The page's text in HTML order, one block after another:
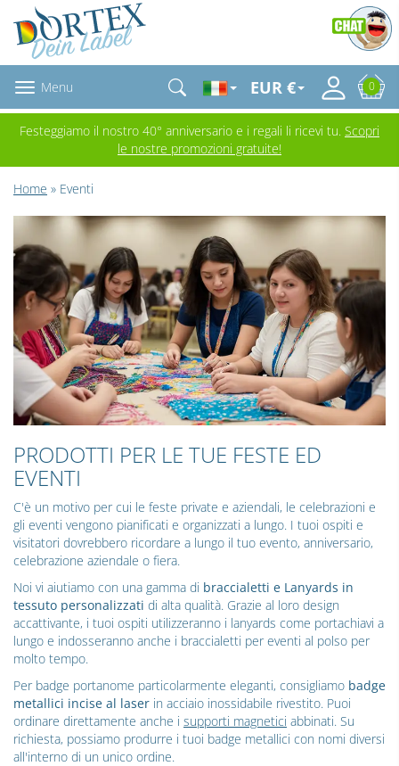
Menu EUR € 0
Festeggiamo il nostro 40° anniversario e i regali li ricevi tu. Scopri
le nostre promozioni gratuite!
Home » Eventi
PRODOTTI PER LE TUE FESTE ED
EVENTI
C'è un motivo per cui le feste private e aziendali, le celebrazioni e
gli eventi vengono pianificati e organizzati a lungo. I tuoi ospiti e
visitatori dovrebbero ricordare a lungo il tuo evento, anniversario,
celebrazione aziendale o fiera.
Noi vi aiutiamo con una gamma di braccialetti e Lanyards in
tessuto personalizzati di alta qualità. Grazie al loro design
accattivante, i tuoi ospiti utilizzeranno i lanyards come portachiavi a
lungo e indosseranno anche i braccialetti per eventi al polso per
molto tempo.
Per badge portanome particolarmente eleganti, consigliamo badge
metallici incise al laser in acciaio inossidabile rivestito. Puoi
ordinare direttamente anche i supporti magnetici abbinati. Su
richiesta, possiamo produrre i tuoi badge metallici con nomi diversi
all'interno di un unico ordine.